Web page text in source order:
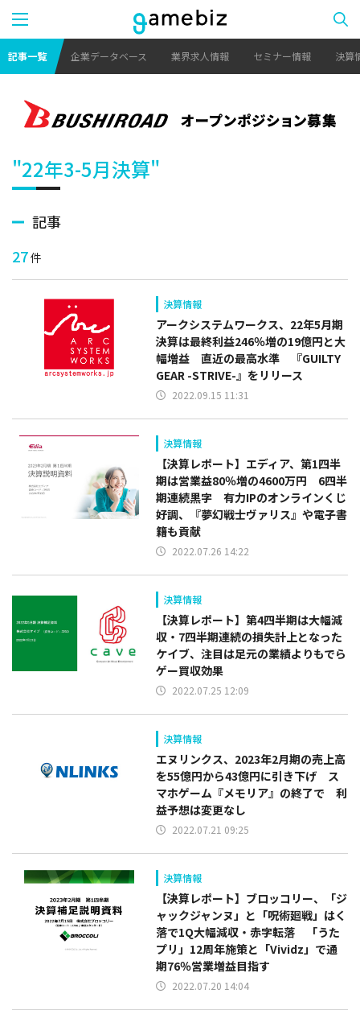
記事一覧 企業データベース 業界求人情報 セミナー情報 決算
"22年3-5月決算"
記事
27件
決算情報
アークシステムワークス、22年5月期
決算は最終利益246％増の19億円と大
幅増益 直近の最高水準 『GUILTY
GEAR -STRIVE-』をリリース
2022.09.15 11:31
決算情報
【決算レポート】エディア、第1四半
期は営業益80％増の4600万円 6四半
期連続黒字 有力IPのオンラインくじ
好調、『夢幻戦士ヴァリス』や電子書
籍も貢献
2022.07.26 14:22
決算情報
【決算レポート】第4四半期は大幅減
収・7四半期連続の損失計上となった
ケイブ、注目は足元の業績よりもでら
ゲー買収効果
2022.07.25 12:09
決算情報
エヌリンクス、2023年2月期の売上高
を55億円から43億円に引き下げ ス
マホゲーム『メモリア』の終了で 利
益予想は変更なし
2022.07.21 09:25
決算情報
【決算レポート】ブロッコリー、「ジ
ャックジャンヌ」と「呪術廻戦」はく
落で1Q大幅減収・赤字転落 「うた
プリ」12周年施策と「Vividz」で通
期76％営業増益目指す
2022.07.20 14:04